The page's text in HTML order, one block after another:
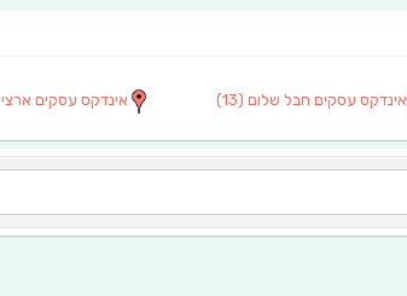
אינדקס עסקים חבל שלום (13) אינדקס עסקים ארצי